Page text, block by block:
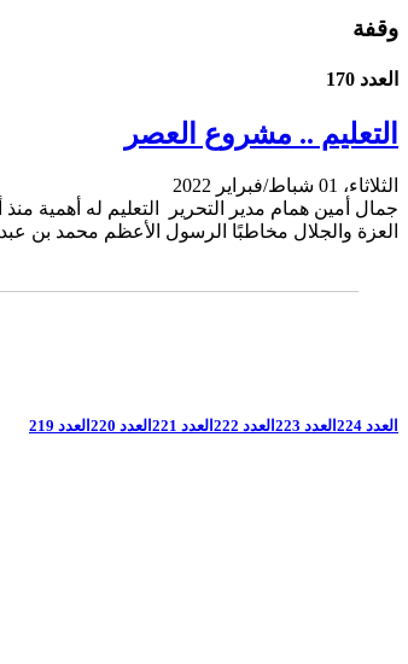
وقفة
العدد 170
التعليم .. مشروع العصر
الثلاثاء، 01 شباط/فبراير 2022
جمال أمين همام مدير التحرير التعليم له أهمية
العزة والجلال مخاطبًا الرسول الأعظم محمد بن
العدد 224 العدد 223 العدد 222 العدد 221 العدد 220 العدد 219